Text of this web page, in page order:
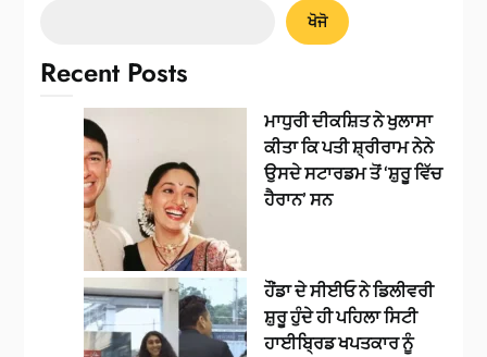
ਖੋਜੋ
Recent Posts
ਮਾਧੁਰੀ ਦੀਕਸ਼ਿਤ ਨੇ ਖੁਲਾਸਾ
ਕੀਤਾ ਕਿ ਪਤੀ ਸ਼੍ਰੀਰਾਮ ਨੇਨੇ
ਉਸਦੇ ਸਟਾਰਡਮ ਤੋਂ ‘ਸ਼ੁਰੂ ਵਿੱਚ
ਹੈਰਾਨ’ ਸਨ
ਹੌਂਡਾ ਦੇ ਸੀਈਓ ਨੇ ਡਿਲੀਵਰੀ
ਸ਼ੁਰੂ ਹੁੰਦੇ ਹੀ ਪਹਿਲਾ ਸਿਟੀ
ਹਾਈਬ੍ਰਿਡ ਖਪਤਕਾਰ ਨੂੰ